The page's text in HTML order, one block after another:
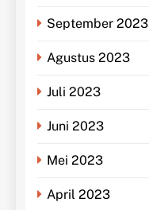
September 2023
Agustus 2023
Juli 2023
Juni 2023
Mei 2023
April 2023